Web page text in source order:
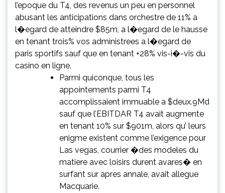
l’epoque du T4, des revenus un peu en personnel
abusant les anticipations dans orchestre de 11% a
l�egard de atteindre $85m, a l�egard de le hausse
en tenant trois% vos administrees a l�egard de
paris sportifs sauf que en tenant +28% vis-i�-vis du
casino en ligne.
Parmi quiconque, tous les
appointements parmi T4
accomplissaient immuable a $deux.9Md
sauf que l’EBITDAR T4 avait augmente
en tenant 10% sur $901m, alors qu’ leurs
enigme existent comme l’exigence pour
Las vegas, courrier �des modeles du
matiere avec loisirs durent avares� en
surfant sur apres annale, avait allegue
Macquarie.